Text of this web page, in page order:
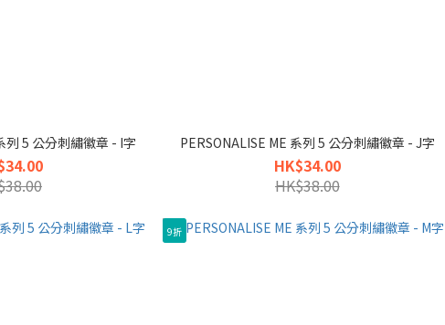
列 5 公分刺繡徽章 - I字 PERSONALISE ME 系列 5 公分刺繡徽章 - J字
HK$34.00
HK$38.00
9折